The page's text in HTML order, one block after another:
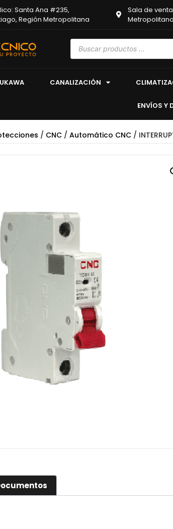
Santa Ana #235,
Región Metropolitana
Sala de
Metropolitana
CANALIZACIÓN
ENVÍOS Y
/ CNC / Automático CNC /